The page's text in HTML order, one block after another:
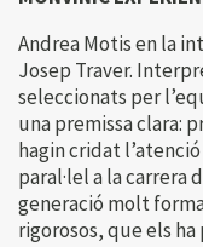
Andrea Motis en la
Josep Traver.
seleccionats per
una premissa clara:
hagin cridat
paral·lel a la carrera
generació molt
rigorosos, que els